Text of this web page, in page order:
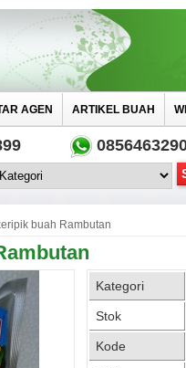
AGEN ARTIKEL BUAH
buah Rambutan
Kategori
Stok
Kode